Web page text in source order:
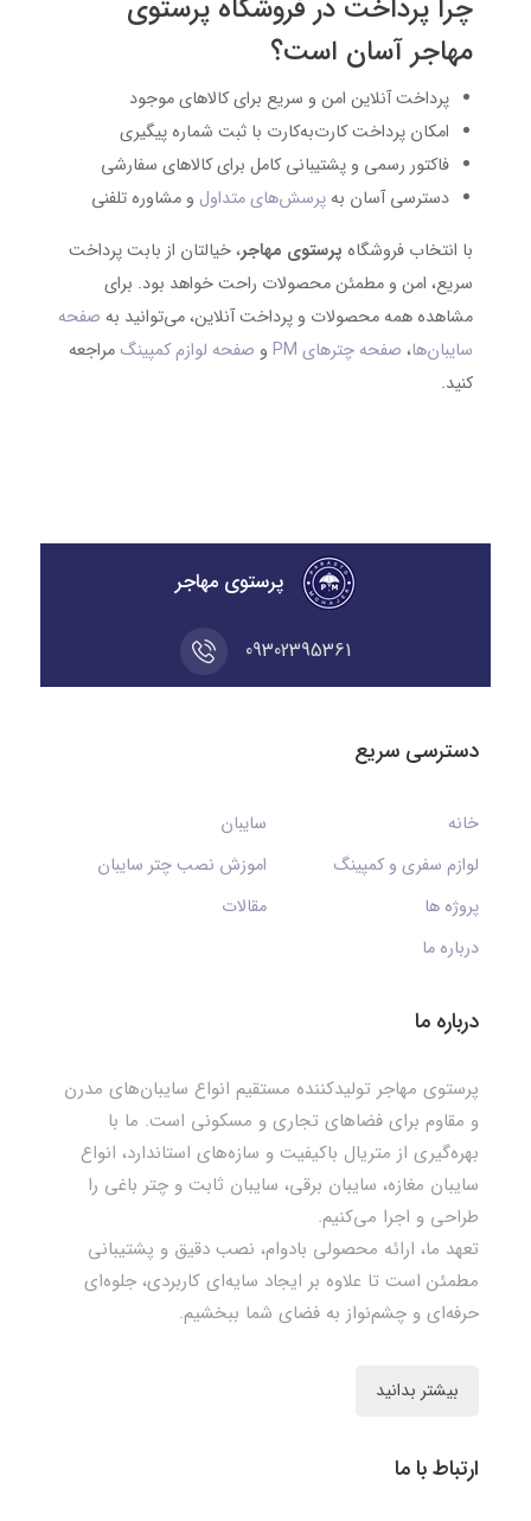
چرا پرداخت در فروشگاه پرستوی
مهاجر آسان است؟
پرداخت آنلاین امن و سریع برای کالاهای موجود
امکان پرداخت کارت‌به‌کارت با ثبت شماره پیگیری
فاکتور رسمی و پشتیبانی کامل برای کالاهای سفارشی
دسترسی آسان به پرسش‌های متداول و مشاوره تلفنی
با انتخاب فروشگاه پرستوی مهاجر، خیالتان از بابت پرداخت
سریع، امن و مطمئن محصولات راحت خواهد بود. برای
مشاهده همه محصولات و پرداخت آنلاین، می‌توانید به صفحه
سایبان‌ها، صفحه چترهای PM و صفحه لوازم کمپینگ مراجعه
کنید.
پرستوی مهاجر
09302395361
دسترسی سریع
خانه
سایبان
لوازم سفری و کمپینگ
اموزش نصب چتر سایبان
پروژه ها
مقالات
درباره ما
درباره ما
پرستوی مهاجر تولیدکننده مستقیم انواع سایبان‌های مدرن
و مقاوم برای فضاهای تجاری و مسکونی است. ما با
بهره‌گیری از متریال باکیفیت و سازه‌های استاندارد، انواع
سایبان مغازه، سایبان برقی، سایبان ثابت و چتر باغی را
طراحی و اجرا می‌کنیم.
تعهد ما، ارائه محصولی بادوام، نصب دقیق و پشتیبانی
مطمئن است تا علاوه بر ایجاد سایه‌ای کاربردی، جلوه‌ای
حرفه‌ای و چشم‌نواز به فضای شما ببخشیم.
بیشتر بدانید
ارتباط با ما